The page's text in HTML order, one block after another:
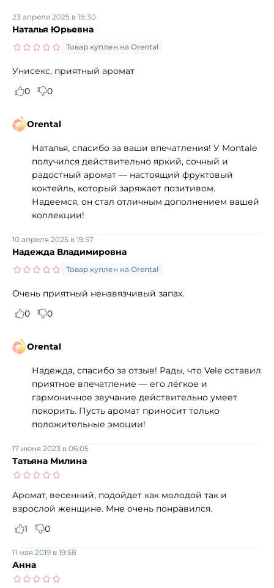
Наталья Юрьевна
23 апреля 2025 в 18:30
Товар куплен на Orental
Унисекс, приятный аромат
0
0
Orental
Наталья, спасибо за ваши впечатления! У Montale
получился действительно яркий, сочный и
радостный аромат — настоящий фруктовый
коктейль, который заряжает позитивом.
Надеемся, он стал отличным дополнением вашей
коллекции!
Надежда Владимировна
10 апреля 2025 в 19:57
Товар куплен на Orental
Очень приятный ненавязчивый запах.
0
0
Orental
Надежда, спасибо за отзыв! Рады, что Vele оставил
приятное впечатление — его лёгкое и
гармоничное звучание действительно умеет
покорить. Пусть аромат приносит только
положительные эмоции!
Татьяна Милина
17 июня 2023 в 06:05
Аромат, весенний, подойдет как молодой так и
взрослой женщине. Мне очень понравился.
1
0
Анна
11 мая 2019 в 19:58